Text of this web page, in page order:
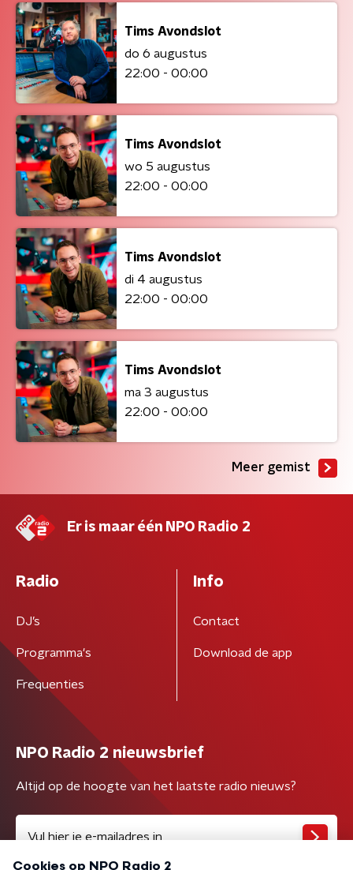
Tims Avondslot
do 6 augustus
22:00 - 00:00
Tims Avondslot
wo 5 augustus
22:00 - 00:00
Tims Avondslot
di 4 augustus
22:00 - 00:00
Tims Avondslot
ma 3 augustus
22:00 - 00:00
Meer gemist
Er is maar één NPO Radio 2
Radio
DJ’s
Programma's
Frequenties
Info
Contact
Download de app
NPO Radio 2 nieuwsbrief
Altijd op de hoogte van het laatste radio nieuws?